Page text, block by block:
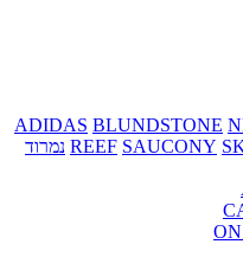
ADIDAS BLUNDSTONE
REEF SAUCONY
נמרוד